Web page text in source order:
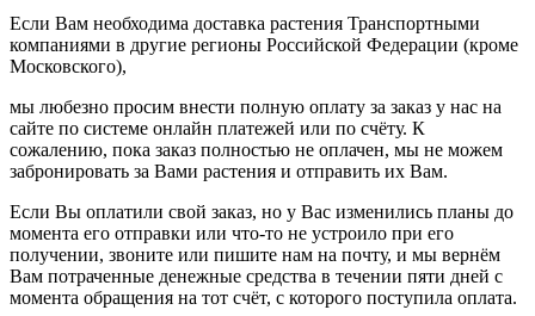
Если Вам необходима доставка растения Транспортными
компаниями в другие регионы Российской Федерации (кроме
Московского),
мы любезно просим внести полную оплату за заказ у нас на
сайте по системе онлайн платежей или по счёту. К
сожалению, пока заказ полностью не оплачен, мы не можем
забронировать за Вами растения и отправить их Вам.
Если Вы оплатили свой заказ, но у Вас изменились планы до
момента его отправки или что-то не устроило при его
получении, звоните или пишите нам на почту, и мы вернём
Вам потраченные денежные средства в течении пяти дней с
момента обращения на тот счёт, с которого поступила оплата.